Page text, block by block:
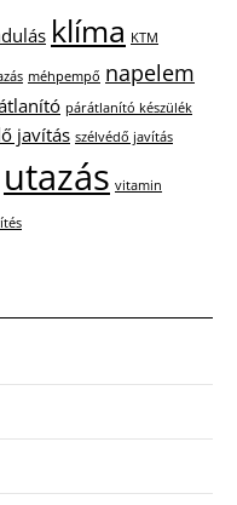
klíma KTM
méhpempő napelem
párátlanító készülék
javítás szélvédő javítás
utazás vitamin